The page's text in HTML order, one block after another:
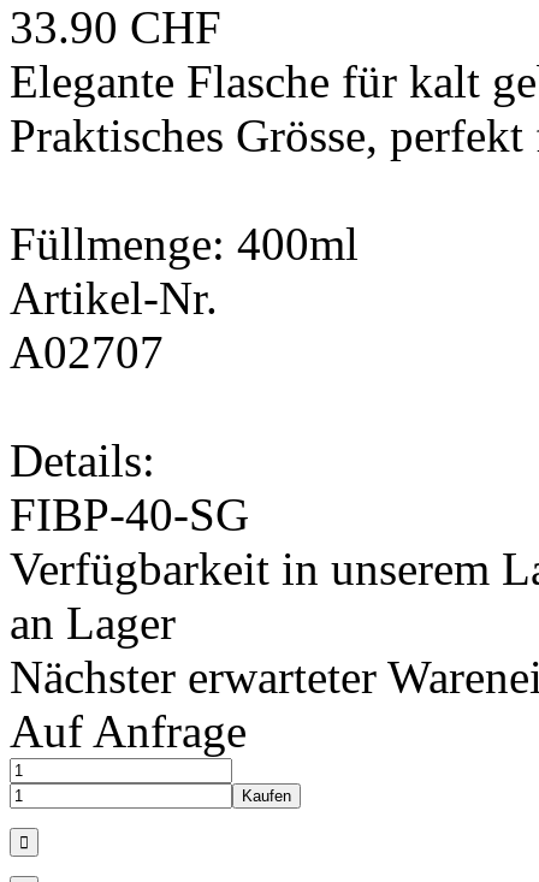
33.90 CHF
Elegante Flasche für kalt
Praktisches Grösse,
Füllmenge: 400ml
Artikel-Nr.
A02707
Details:
FIBP-40-SG
Verfügbarkeit in unserem
an Lager
Nächster erwarteter
Auf Anfrage